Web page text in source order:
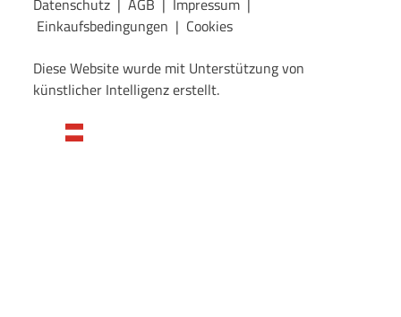
Datenschutz| AGB | Impressum|
Einkaufsbedingungen | Cookies
Diese Website wurde mit Unterstützung von
künstlicher Intelligenz erstellt.